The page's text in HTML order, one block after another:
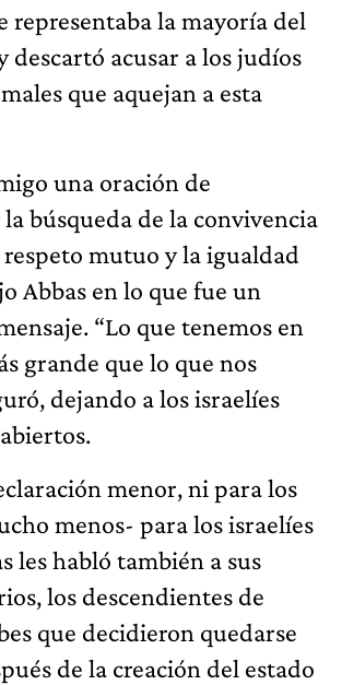
representaba la mayoría del
descartó acusar a los judíos
que aquejan a esta
una oración de
la búsqueda de la convivencia
respeto mutuo y la igualdad
Abbas en lo que fue un
“Lo que tenemos en
grande que lo que nos
dejando a los israelíes
menor, ni para los
menos- para los israelíes
les habló también a sus
los descendientes de
que decidieron quedarse
de la creación del estado